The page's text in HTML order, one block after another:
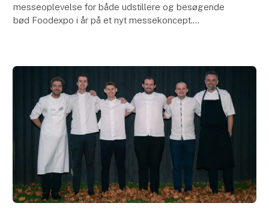
messeoplevelse for både udstillere og besøgende
bød Foodexpo i år på et nyt messekoncept.